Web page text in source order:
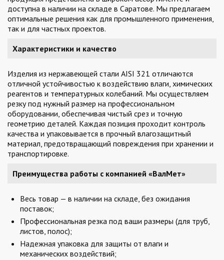
доступна в наличии на складе в Саратове. Мы предлагаем
оптимальные решения как для промышленного применения,
так и для частных проектов.
Характеристики и качество
Изделия из нержавеющей стали AISI 321 отличаются
отличной устойчивостью к воздействию влаги, химических
реагентов и температурных колебаний. Мы осуществляем
резку под нужный размер на профессиональном
оборудовании, обеспечивая чистый срез и точную
геометрию деталей. Каждая позиция проходит контроль
качества и упаковывается в прочный влагозащитный
материал, предотвращающий повреждения при хранении и
транспортировке.
Преимущества работы с компанией «ВалМет»
Весь товар — в наличии на складе, без ожидания
поставок;
Профессиональная резка под ваши размеры (для труб,
листов, полос);
Надежная упаковка для защиты от влаги и
механических воздействий;